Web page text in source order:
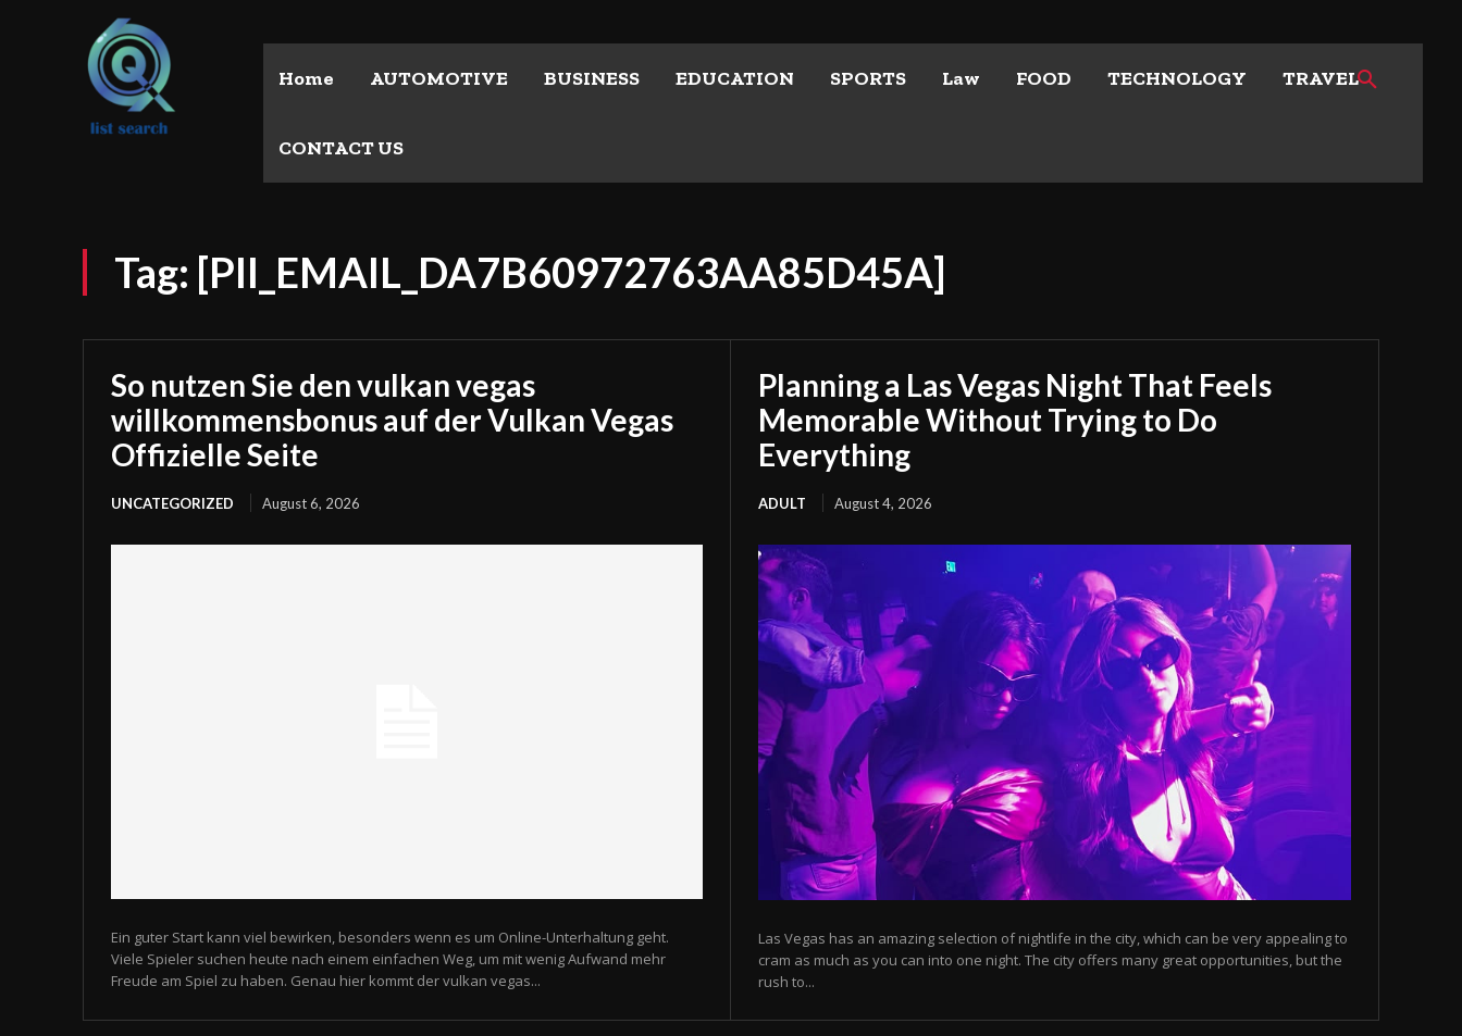
Home AUTOMOTIVE BUSINESS EDUCATION SPORTS Law FOOD TECHNOLOGY TRAVEL
CONTACT US
Tag: [PII_EMAIL_DA7B60972763AA85D45A]
So nutzen Sie den vulkan vegas
willkommensbonus auf der Vulkan Vegas
Offizielle Seite
UNCATEGORIZED August 6, 2026
Ein guter Start kann viel bewirken, besonders wenn es um Online-Unterhaltung geht.
Viele Spieler suchen heute nach einem einfachen Weg, um mit wenig Aufwand mehr
Freude am Spiel zu haben. Genau hier kommt der vulkan vegas...
Planning a Las Vegas Night That Feels
Memorable Without Trying to Do
Everything
ADULT August 4, 2026
Las Vegas has an amazing selection of nightlife in the city, which can be very appealing to
cram as much as you can into one night. The city offers many great opportunities, but the
rush to...